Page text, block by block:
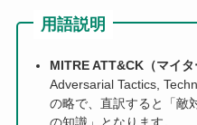
用語説明
MITRE ATT&CK（マイタ
Adversarial Tactics,
の略で、直訳すると「敵